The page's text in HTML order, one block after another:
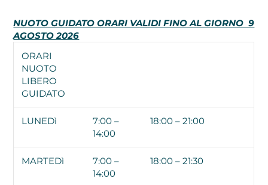
NUOTO GUIDATO ORARI VALIDI FINO AL GIORNO 9
AGOSTO 2026
ORARI
NUOTO
LIBERO
GUIDATO
LUNEDì
7:00 –
14:00
18:00 – 21:00
MARTEDì
7:00 –
14:00
18:00 – 21:30